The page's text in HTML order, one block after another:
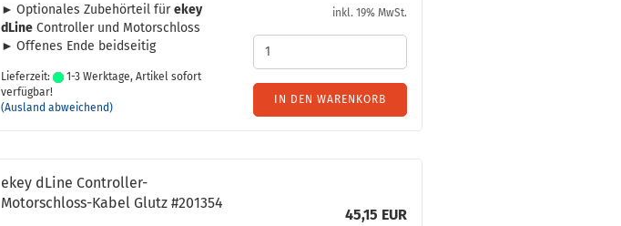
►Op­tio­na­les Zu­be­hör­teil fürekey
dLine Con­trol­ler und Mo­tor­schloss
►Of­fe­nes Ende beid­sei­tig
Lieferzeit:
1-3 Werktage, Artikel sofort
verfügbar!
(Ausland abweichend)
inkl. 19% MwSt.
IN DEN WARENKORB
ekey dLine Controller-​​
Motorschloss-​Kabel Glutz #201354
45,15 EUR